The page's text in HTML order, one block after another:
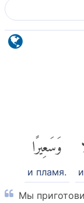
وَسَعِيرًا
и пламя.
Мы